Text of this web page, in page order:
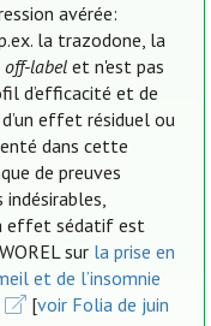
avérée:
la trazodone, la
off-label et n'est pas
d’efficacité et de
effet résiduel ou
dans cette
de preuves
effet sédatif est
sur la prise en
et de l’insomnie
[voir Folia de juin